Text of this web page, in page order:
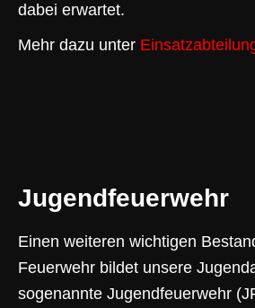
dabei erwartet.
Mehr dazu unter
Jugendfeuerwehr
Einen weiteren wichtigen
Feuerwehr bildet unsere
sogenannte Jugendfeuerwehr